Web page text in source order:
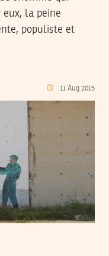
la peine
populiste et
11 Aug 2015